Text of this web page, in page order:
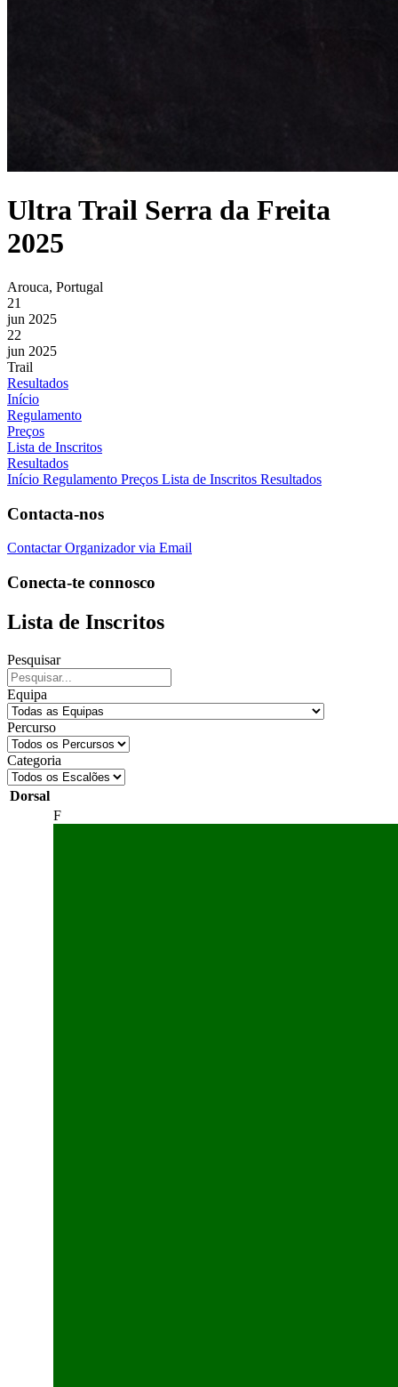
Ultra Trail Serra da Freita
2025
Arouca, Portugal
21
jun 2025
22
jun 2025
Trail
Resultados
Início
Regulamento
Preços
Lista de Inscritos
Resultados
Início Regulamento Preços Lista de Inscritos Resultados
Contacta-nos
Contactar Organizador via Email
Conecta-te connosco
Lista de Inscritos
Pesquisar
Equipa
Percurso
Categoria
Dorsal
F